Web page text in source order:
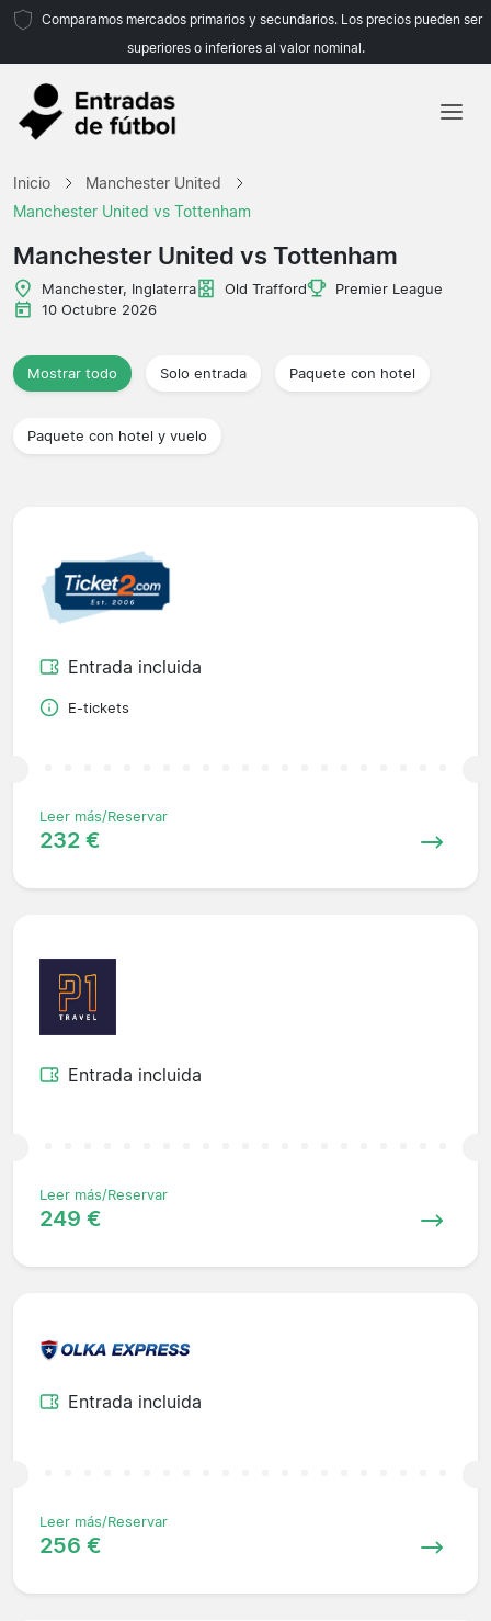
Comparamos mercados primarios y secundarios. Los precios pueden ser
superiores o inferiores al valor nominal.
Equipos
Ligas
Agencias de viajes
Inicio
Manchester United
Manchester United vs Tottenham
Manchester United vs Tottenham
Manchester, Inglaterra Old Trafford
Premier League
10 Octubre 2026
Mostrar todo Solo entrada Paquete con hotel
Paquete con hotel y vuelo
Entrada incluida
E-tickets
Leer más/Reservar
232 €
Entrada incluida
Leer más/Reservar
249 €
Entrada incluida
Leer más/Reservar
256 €